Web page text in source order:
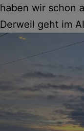
haben wir schon
Derweil geht im